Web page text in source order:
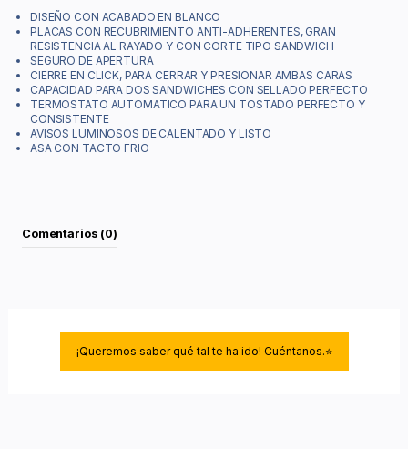
DISEÑO CON ACABADO EN BLANCO
PLACAS CON RECUBRIMIENTO ANTI-ADHERENTES, GRAN
RESISTENCIA AL RAYADO Y CON CORTE TIPO SANDWICH
SEGURO DE APERTURA
CIERRE EN CLICK, PARA CERRAR Y PRESIONAR AMBAS CARAS
CAPACIDAD PARA DOS SANDWICHES CON SELLADO PERFECTO
TERMOSTATO AUTOMATICO PARA UN TOSTADO PERFECTO Y
CONSISTENTE
AVISOS LUMINOSOS DE CALENTADO Y LISTO
ASA CON TACTO FRIO
Comentarios (0)
¡Queremos saber qué tal te ha ido! Cuéntanos.⭐